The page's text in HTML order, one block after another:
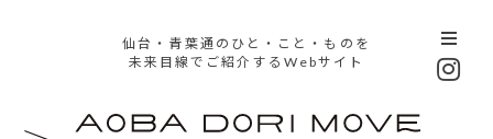
仙台・青葉通のひと・こと・ものを
未来目線でご紹介するWebサイト